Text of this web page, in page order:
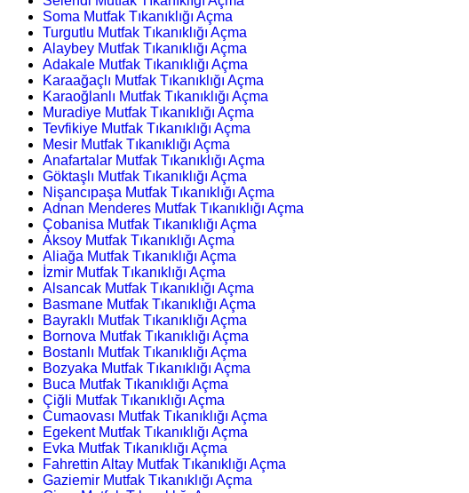
Soma Mutfak Tıkanıklığı Açma
Turgutlu Mutfak Tıkanıklığı Açma
Alaybey Mutfak Tıkanıklığı Açma
Adakale Mutfak Tıkanıklığı Açma
Karaağaçlı Mutfak Tıkanıklığı Açma
Karaoğlanlı Mutfak Tıkanıklığı Açma
Muradiye Mutfak Tıkanıklığı Açma
Tevfikiye Mutfak Tıkanıklığı Açma
Mesir Mutfak Tıkanıklığı Açma
Anafartalar Mutfak Tıkanıklığı Açma
Göktaşlı Mutfak Tıkanıklığı Açma
Nişancıpaşa Mutfak Tıkanıklığı Açma
Adnan Menderes Mutfak Tıkanıklığı Açma
Çobanisa Mutfak Tıkanıklığı Açma
Aksoy Mutfak Tıkanıklığı Açma
Aliağa Mutfak Tıkanıklığı Açma
İzmir Mutfak Tıkanıklığı Açma
Alsancak Mutfak Tıkanıklığı Açma
Basmane Mutfak Tıkanıklığı Açma
Bayraklı Mutfak Tıkanıklığı Açma
Bornova Mutfak Tıkanıklığı Açma
Bostanlı Mutfak Tıkanıklığı Açma
Bozyaka Mutfak Tıkanıklığı Açma
Buca Mutfak Tıkanıklığı Açma
Çiğli Mutfak Tıkanıklığı Açma
Cumaovası Mutfak Tıkanıklığı Açma
Egekent Mutfak Tıkanıklığı Açma
Evka Mutfak Tıkanıklığı Açma
Fahrettin Altay Mutfak Tıkanıklığı Açma
Gaziemir Mutfak Tıkanıklığı Açma